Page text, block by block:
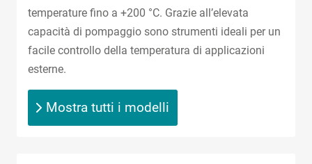
temperature fino a +200 °C. Grazie all’elevata
capacità di pompaggio sono strumenti ideali per un
facile controllo della temperatura di applicazioni
esterne.
Mostra tutti i modelli